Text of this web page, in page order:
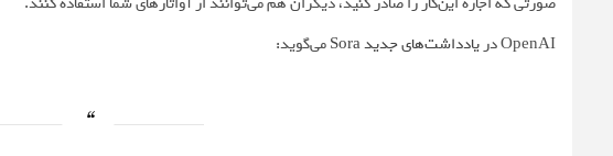
OpenAI در
یادداشت‌های جدید Sora می‌گوید: